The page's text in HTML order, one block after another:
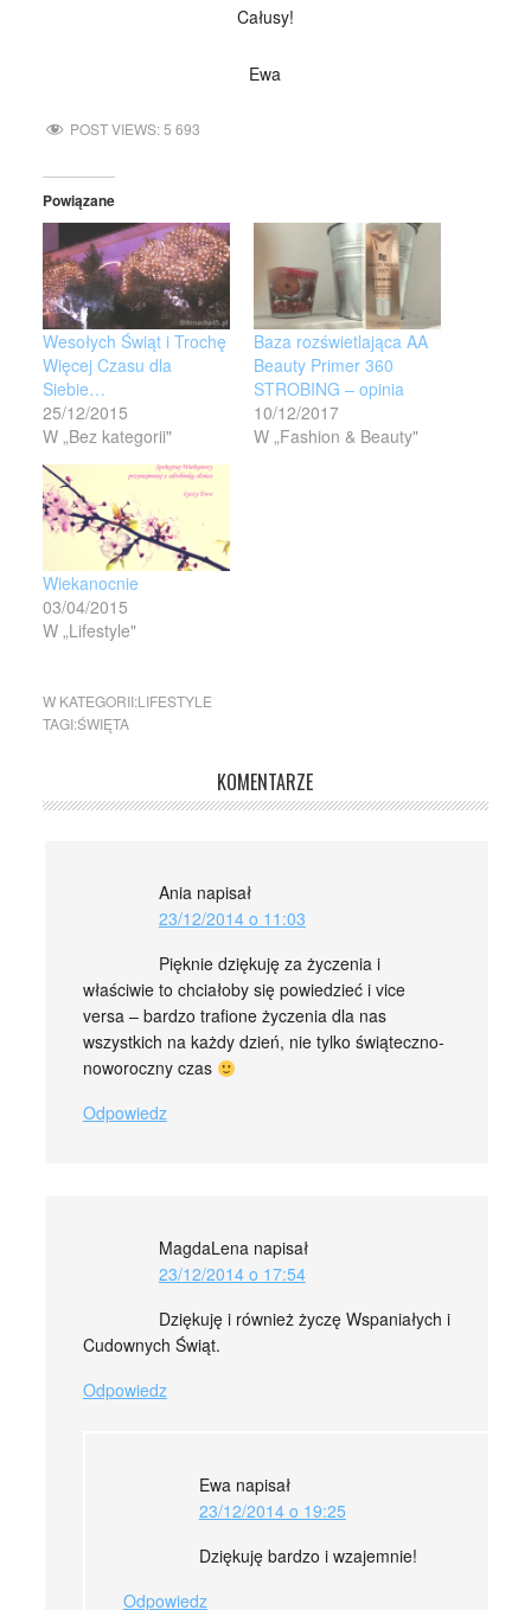
Całusy!
Ewa
POST VIEWS:5 693
Powiązane
Wesołych Świąt i Trochę
Więcej Czasu dla
Siebie…
25/12/2015
W „Bez kategorii"
Baza rozświetlająca AA
Beauty Primer 360
STROBING – opinia
10/12/2017
W „Fashion & Beauty"
Wiekanocnie
03/04/2015
W „Lifestyle"
W KATEGORII:LIFESTYLE
TAGI:ŚWIĘTA
KOMENTARZE
Ania napisał
23/12/2014 o 11:03
Pięknie dziękuję za życzenia i
właściwie to chciałoby się powiedzieć i vice
versa – bardzo trafione życzenia dla nas
wszystkich na każdy dzień, nie tylko świąteczno-
noworoczny czas
Odpowiedz
MagdaLena napisał
23/12/2014 o 17:54
Dziękuję i również życzę Wspaniałych i
Cudownych Świąt.
Odpowiedz
Ewa napisał
23/12/2014 o 19:25
Dziękuję bardzo i wzajemnie!
Odpowiedz